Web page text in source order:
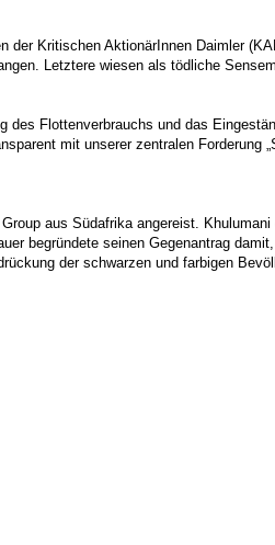
Kritischen AktionärInnen Daimler
Letztere wiesen als tödliche
Flottenverbrauchs und das
mit unserer zentralen Forderung
aus Südafrika angereist.
begründete seinen Gegenantrag
der schwarzen und farbigen